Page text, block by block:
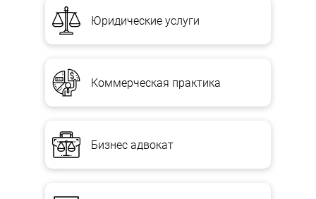
Юридические услуги
Коммерческая практика
Бизнес адвокат